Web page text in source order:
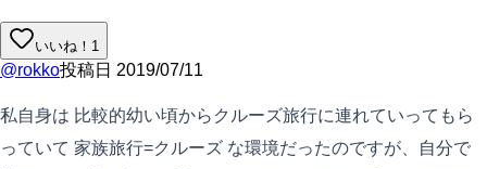
いいね！ 1
@rokko投稿日 2019/07/11
私自身は 比較的幼い頃からクルーズ旅行に連れていってもら
っていて 家族旅行=クルーズ な環境だったのですが、自分で